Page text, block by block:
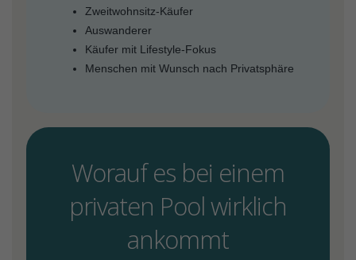
Zweitwohnsitz-Käufer
Auswanderer
Käufer mit Lifestyle-Fokus
Menschen mit Wunsch nach Privatsphäre
Worauf es bei einem
privaten Pool wirklich
ankommt